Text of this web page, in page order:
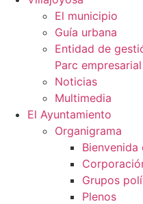
El municipio
Guía urbana
Entidad de
Parc
Noticias
Multimedia
El Ayuntamiento
Organigrama
Grupos
Plenos